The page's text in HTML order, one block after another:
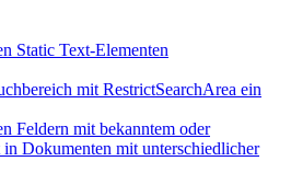
Static Text-Elementen
mit RestrictSearchArea ein
Feldern mit bekanntem oder
Dokumenten mit unterschiedlicher